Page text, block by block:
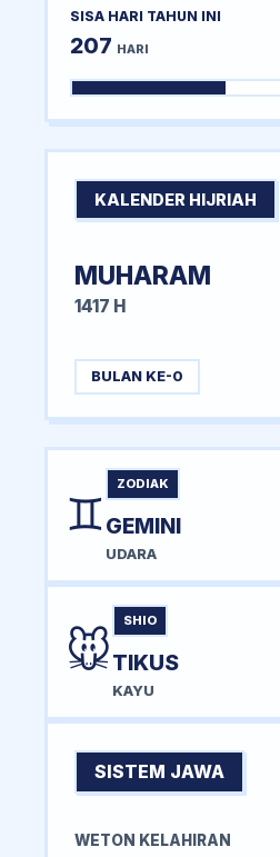
SISA HARI TAHUN INI
207 HARI
KALENDER HIJRIAH
MUHARAM
1417 H
BULAN KE-0
♊
ZODIAK
GEMINI
UDARA
🐭
SHIO
TIKUS
KAYU
SISTEM JAWA
WETON KELAHIRAN